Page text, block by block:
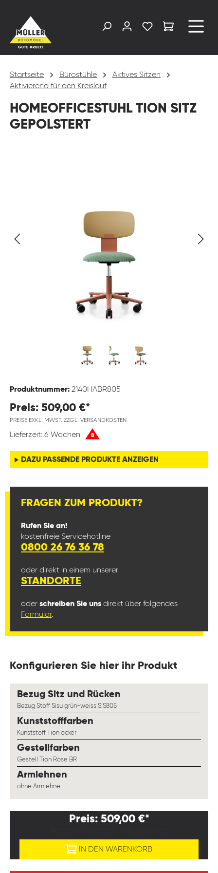
Startseite Bürostühle
Aktives Sitzen
Aktivierend für den Kreislauf
HOMEOFFICESTUHL TION SITZ
GEPOLSTERT
Produktnummer: 2140HABR805
Preis: 509,00 €*
PREISE EXKL. MWST. ZZGL. VERSANDKOSTEN
Lieferzeit: 6 Wochen B
DAZU PASSENDE PRODUKTE ANZEIGEN
FRAGEN ZUM PRODUKT?
Rufen Sie an!
kostenfreie Servicehotline
0800 26 76 36 78
oder direkt in einem unserer
STANDORTE
oder schreiben Sie uns direkt über folgendes
Formular.
Konfigurieren Sie hier ihr Produkt
Bezug Sitz und Rücken
Bezug Stoff Sisu grün-weiss SIS805
Kunststofffarben
Kunststoff Tion ocker
Gestellfarben
Gestell Tion Rose BR
Armlehnen
ohne Armlehne
Preis: 509,00 €*
IN DEN WARENKORB